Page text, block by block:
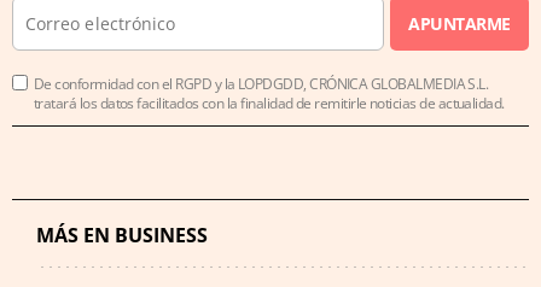
APUNTARME
De conformidad con el RGPD y la LOPDGDD, CRÓNICA GLOBALMEDIA S.L.
tratará los datos facilitados con la finalidad de remitirle noticias de actualidad.
MÁS EN BUSINESS